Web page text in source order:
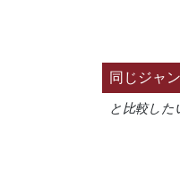
同じジャ
と比較し